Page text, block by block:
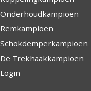
Onderhoudkampioen
Remkampioen
Schokdemperkampioen
De Trekhaakkampioen
Login